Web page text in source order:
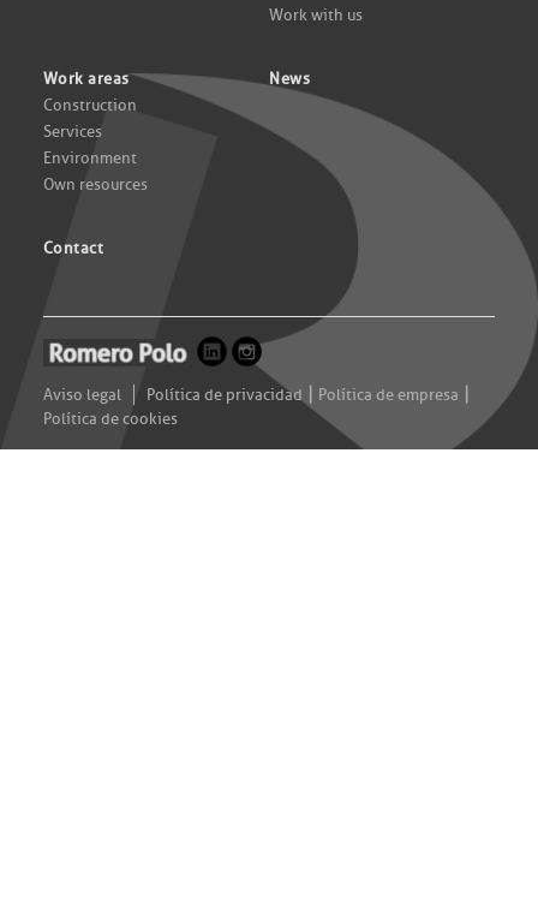
Work with us
Work areas
Construction
Services
Environment
Own resources
News
Contact
Aviso legal Política de privacidad Política de empresa
Política de cookies